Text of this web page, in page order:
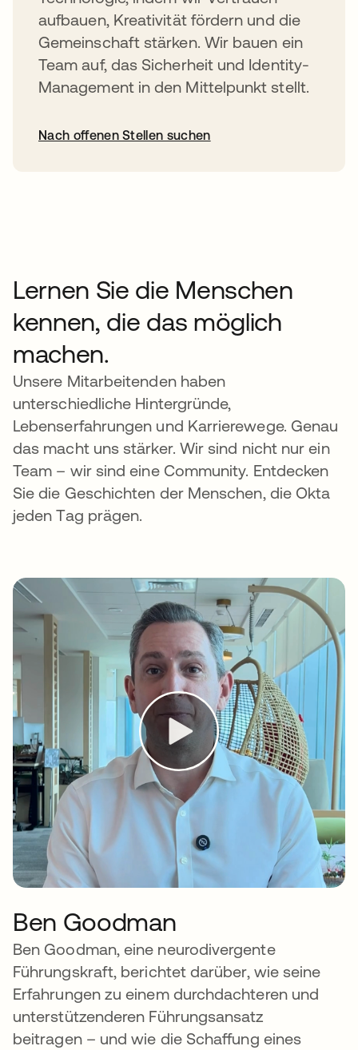
aufbauen, Kreativität fördern und die
Gemeinschaft stärken. Wir bauen ein
Team auf, das Sicherheit und Identity-
Management in den Mittelpunkt stellt.
Nach offenen Stellen suchen
Lernen Sie die Menschen
kennen, die das möglich
machen.
Unsere Mitarbeitenden haben
unterschiedliche Hintergründe,
Lebenserfahrungen und Karrierewege. Genau
das macht uns stärker. Wir sind nicht nur ein
Team – wir sind eine Community. Entdecken
Sie die Geschichten der Menschen, die Okta
jeden Tag prägen.
Ben Goodman
Ben Goodman, eine neurodivergente
Führungskraft, berichtet darüber, wie seine
Erfahrungen zu einem durchdachteren und
unterstützenderen Führungsansatz
beitragen – und wie die Schaffung eines